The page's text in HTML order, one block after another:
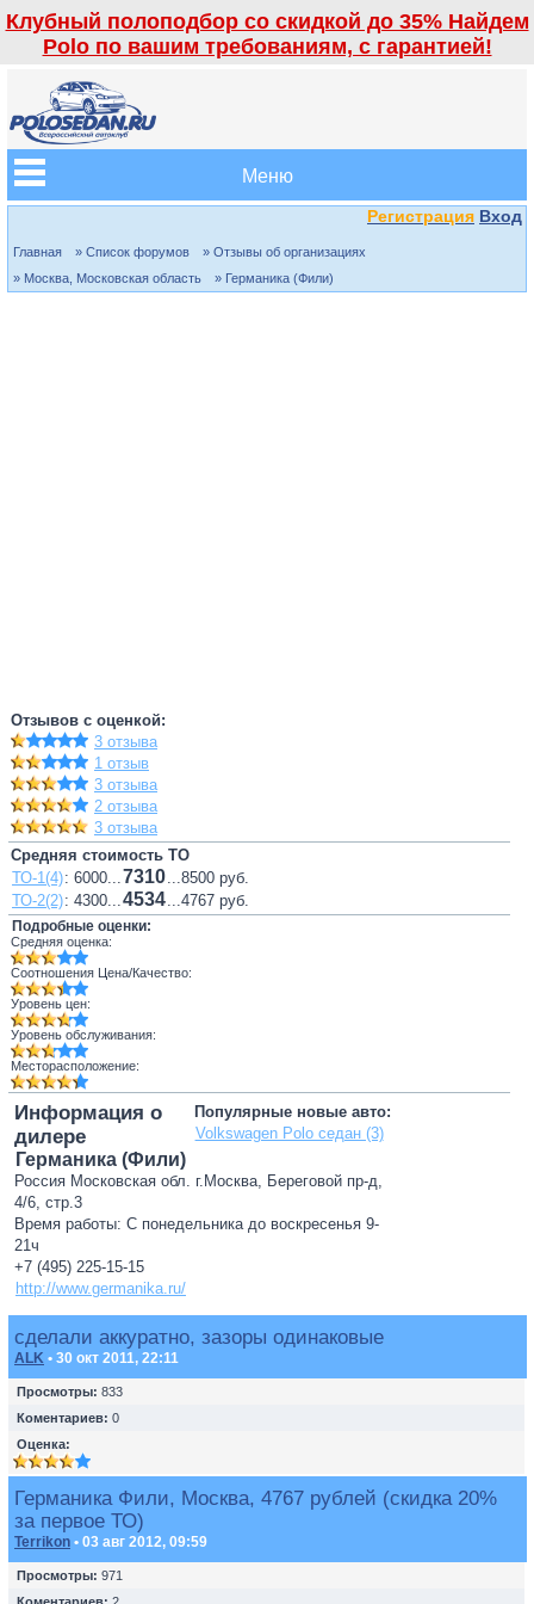
Клубный полоподбор со скидкой до 35% Найдем
Polo по вашим требованиям, с гарантией!
Меню
Регистрация Вход
Главная » Список форумов
» Отзывы об организациях
» Москва, Московская область
» Германика (Фили)
Отзывов с оценкой:
3 отзыва
1 отзыв
3 отзыва
2 отзыва
3 отзыва
Средняя стоимость ТО
ТО-1(4): 6000...7310...8500 руб.
ТО-2(2): 4300...4534...4767 руб.
Подробные оценки:
Средняя оценка:
Соотношения Цена/Качество:
Уровень цен:
Уровень обслуживания:
Месторасположение:
Популярные новые авто:
Volkswagen Polo седан (3)
Информация о
дилере
Германика (Фили)
Россия Московская обл. г.Москва, Береговой пр-д,
4/6, стр.3
Время работы: С понедельника до воскресенья 9-
21ч
+7 (495) 225-15-15
http://www.germanika.ru/
сделали аккуратно, зазоры одинаковые
ALK • 30 окт 2011, 22:11
Просмотры: 833
Коментариев: 0
Оценка:
Германика Фили, Москва, 4767 рублей (скидка 20%
за первое ТО)
Terrikon • 03 авг 2012, 09:59
Просмотры: 971